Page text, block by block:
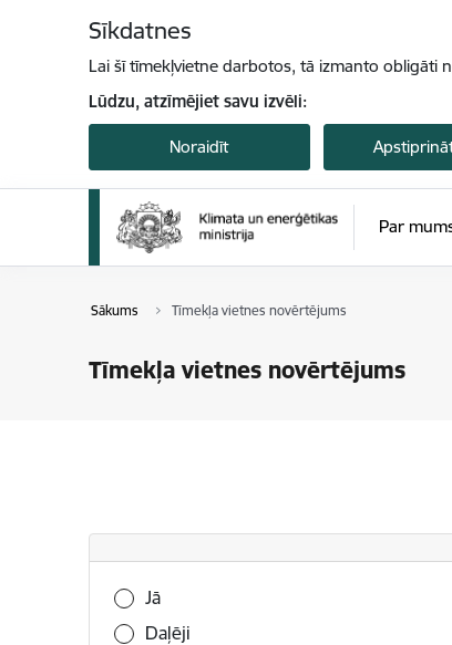
Sīkdatnes
Lai šī tīmekļvietne darbotos, tā izmanto obligāti
Lūdzu, atzīmējiet savu izvēli:
Noraidīt
Par
Sākums Tīmekļa vietnes novērtējums
Tīmekļa vietnes novērtējums
Vai šī informācija bija noderīga?
Jā
Daļēji